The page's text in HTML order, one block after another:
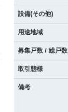
設備(その他)
用途地域
募集戸数 / 総戸数
取引態様
備考